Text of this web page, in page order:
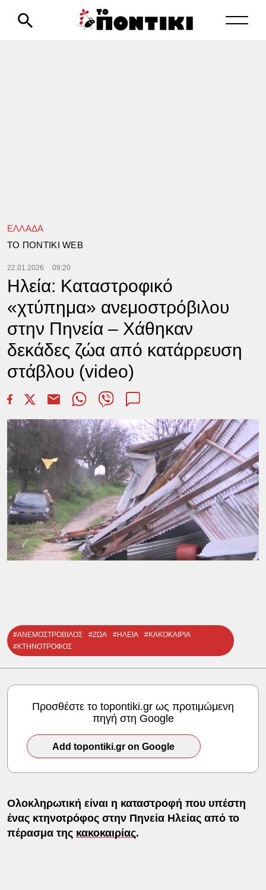
ΕΛΛΑΔΑ
TΟ ΠΟΝΤΙΚΙ WEB
22.01.2026 09:20
Ηλεία: Καταστροφικό
«χτύπημα» ανεμοστρόβιλου
στην Πηνεία – Χάθηκαν
δεκάδες ζώα από κατάρρευση
στάβλου (video)
#ΑΝΕΜΟΣΤΡΟΒΙΛΟΣ #ΖΩΑ #ΗΛΕΙΑ
#ΚΑΚΟΚΑΙΡΙΑ
#ΚΤΗΝΟΤΡΟΦΟΣ
Προσθέστε το topontiki.gr ως προτιμώμενη
πηγή στη Google
Add topontiki.gr on Google
Ολοκληρωτική είναι η καταστροφή που υπέστη
ένας κτηνοτρόφος στην Πηνεία Ηλείας από το
πέρασμα της κακοκαιρίας.